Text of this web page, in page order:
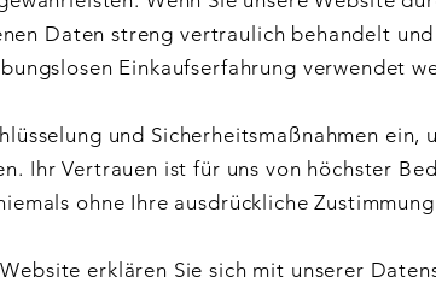
Daten streng vertraulich behandelt
Einkaufserfahrung verwendet
und Sicherheitsmaßnahmen ein,
Ihr Vertrauen ist für uns von höchster
ohne Ihre ausdrückliche
erklären Sie sich mit unserer